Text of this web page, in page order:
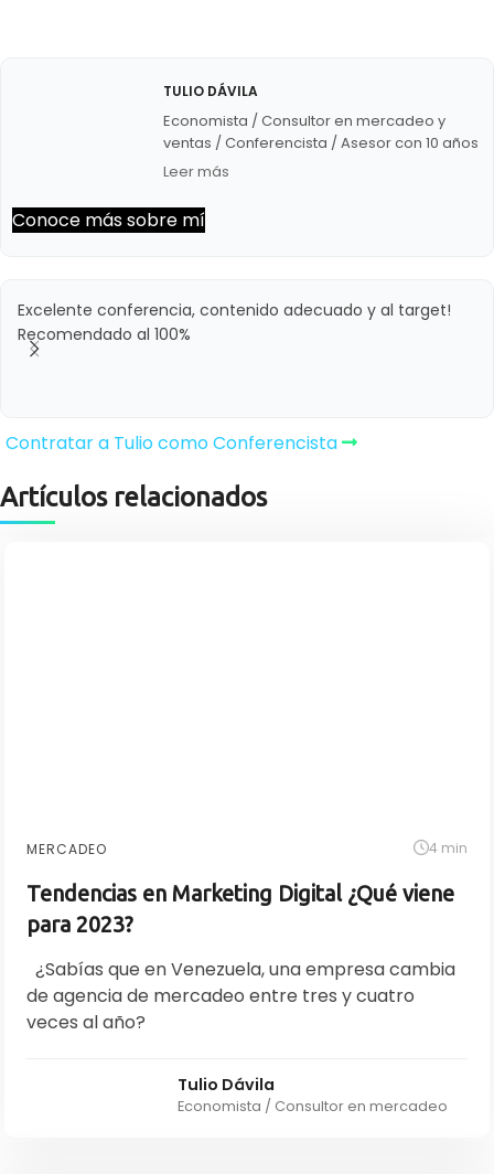
TULIO DÁVILA
Economista / Consultor en mercadeo y
ventas / Conferencista / Asesor con 10 años
de experiencia. – Panelista semanal en
la agencia de mercadeo Impulsa Creativos.
– Creador de vallasvenezuela.com, mi
Leer más
Conoce más sobre mí
Excelente conferencia, contenido adecuado y al target!
Recomendado al 100%
Contratar a Tulio como Conferencista
Artículos relacionados
MERCADEO 4 min
Tendencias en Marketing Digital ¿Qué viene
para 2023?
¿Sabías que en Venezuela, una empresa cambia
de agencia de mercadeo entre tres y cuatro
veces al año?
Tulio Dávila
Economista / Consultor en mercadeo